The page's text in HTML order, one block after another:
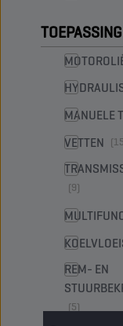
TOEPASSING
MANUELE
VETTEN
(9)
REM- EN
(5)